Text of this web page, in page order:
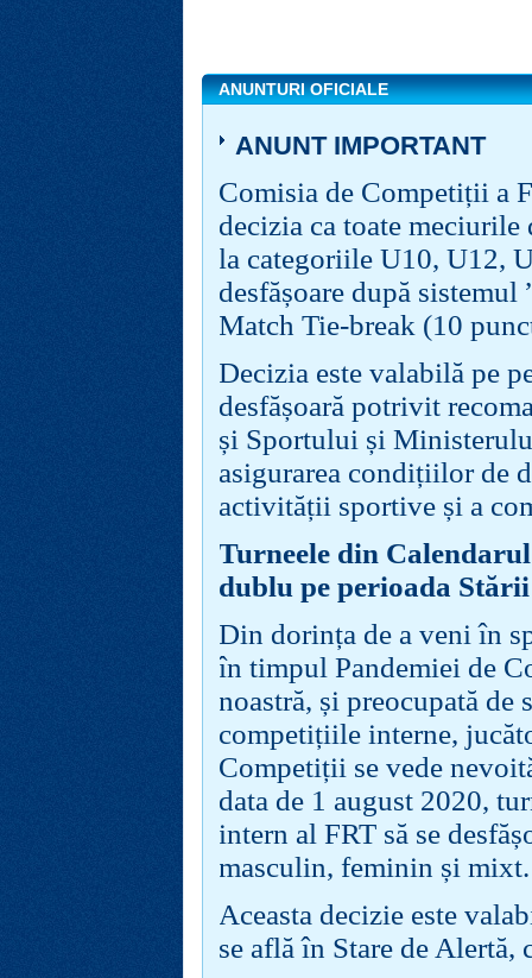
ANUNTURI OFICIALE
ANUNT IMPORTANT
Comisia de Competiții a
decizia ca toate
la categoriile U10, U12,
desfășoare după
Match Tie-break (10
Decizia este valabilă pe
desfășoară potrivit
și Sportului și
asigurarea condițiilor de
activității sportive și a
Turneele din
dublu pe perioada
Din dorința de a veni în
în timpul Pandemiei de
noastră, și preocupată
competițiile interne,
Competiții se vede
data de 1 august 2020,
intern al FRT să se
masculin, feminin și mixt.
Aceasta decizie este
se află în Stare de